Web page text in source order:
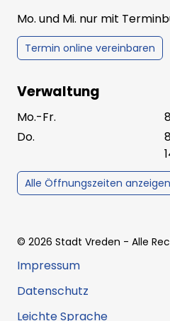
Mo. und Mi. nur mit
Termin online vereinbaren
Verwaltung
Mo.-Fr.
Do.
Alle Öffnungszeiten anzeigen
© 2026 Stadt Vreden - Alle
Impressum
Datenschutz
Leichte Sprache